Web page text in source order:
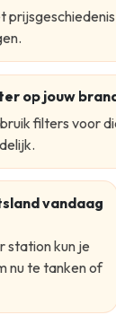
op jouw
filters voor
vandaag
station kun je
nu te tanken of